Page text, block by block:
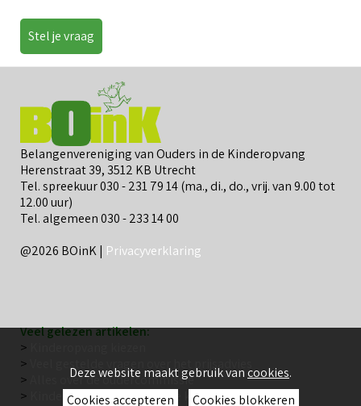
Stel je vraag
Belangenvereniging van Ouders in de Kinderopvang
Herenstraat 39, 3512 KB Utrecht
Tel. spreekuur 030 - 231 79 14 (ma., di., do., vrij. van 9.00 tot
12.00 uur)
Tel. algemeen 030 - 233 14 00
@2026 BOinK | Privacyverklaring
Veel gelezen artikelen:
>
>
>
Alles over de oudercommissie
>
Kinderopvang: wat is goede kwaliteit?
Deze website maakt gebruik vancookies.
Cookies accepteren
Cookies blokkeren